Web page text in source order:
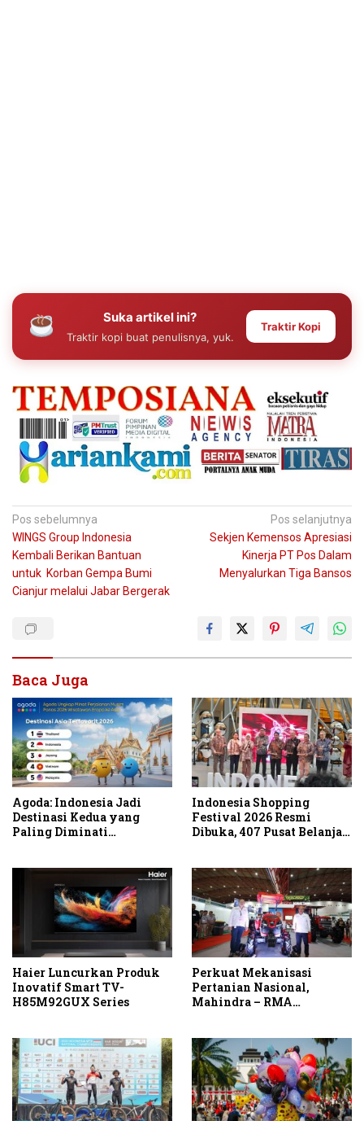
Suka artikel ini?
Traktir kopi buat penulisnya, yuk.
Traktir Kopi
Navigasi
pos
Pos sebelumnya
WINGS Group Indonesia
Kembali Berikan Bantuan
untuk Korban Gempa Bumi
Cianjur melalui Jabar Bergerak
Pos selanjutnya
Sekjen Kemensos Apresiasi
Kinerja PT Pos Dalam
Menyalurkan Tiga Bansos
Baca Juga
Agoda: Indonesia Jadi
Destinasi Kedua yang
Paling Diminati
di Asia
Indonesia Shopping
Festival 2026 Resmi
Dibuka, 407 Pusat Belanja
Haier Luncurkan Produk
Inovatif Smart TV-
H85M92GUX Series
Perkuat Mekanisasi
Pertanian Nasional,
Mahindra – RMA
Tingkatkan Produktivitas
Petani Indonesia